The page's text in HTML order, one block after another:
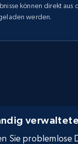
können direkt aus
werden.
Sie problemlose